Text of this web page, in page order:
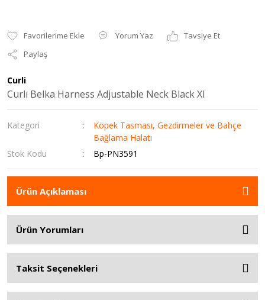
Yorum Yaz
Tavsiye Et
Paylaş
Curli
Curlı Belka Harness Adjustable Neck Black Xl
Kategori
Köpek Tasması, Gezdirmeler ve Bahçe
Bağlama Halatı
Stok Kodu
Bp-PN3591
Ürün Açıklaması
Ürün Yorumları
Taksit Seçenekleri